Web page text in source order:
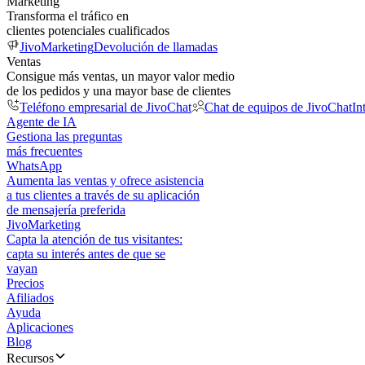
Transforma el tráfico en
clientes potenciales cualificados
JivoMarketingDevolución de llamadas
Ventas
Consigue más ventas, un mayor valor medio
de los pedidos y una mayor base de clientes
Teléfono empresarial de JivoChat
Chat de equipos de JivoChat
Agente de IA
Gestiona las preguntas
más frecuentes
WhatsApp
Aumenta las ventas y ofrece asistencia
a tus clientes a través de su aplicación
de mensajería preferida
JivoMarketing
Capta la atención de tus visitantes:
capta su interés antes de que se
vayan
Precios
Afiliados
Ayuda
Aplicaciones
Blog
Recursos